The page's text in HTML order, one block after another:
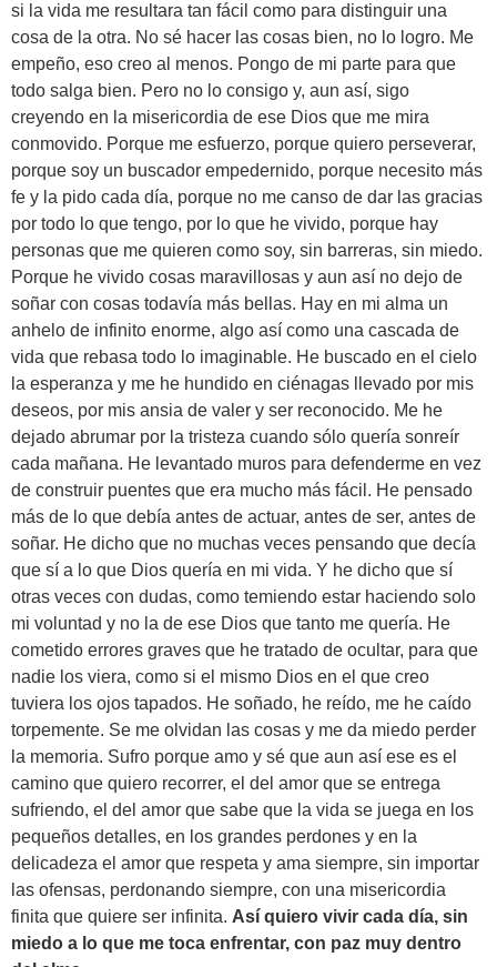
si la vida me resultara tan fácil como para distinguir una
cosa de la otra. No sé hacer las cosas bien, no lo logro. Me
empeño, eso creo al menos. Pongo de mi parte para que
todo salga bien. Pero no lo consigo y, aun así, sigo
creyendo en la misericordia de ese Dios que me mira
conmovido. Porque me esfuerzo, porque quiero perseverar,
porque soy un buscador empedernido, porque necesito más
fe y la pido cada día, porque no me canso de dar las gracias
por todo lo que tengo, por lo que he vivido, porque hay
personas que me quieren como soy, sin barreras, sin miedo.
Porque he vivido cosas maravillosas y aun así no dejo de
soñar con cosas todavía más bellas. Hay en mi alma un
anhelo de infinito enorme, algo así como una cascada de
vida que rebasa todo lo imaginable. He buscado en el cielo
la esperanza y me he hundido en ciénagas llevado por mis
deseos, por mis ansia de valer y ser reconocido. Me he
dejado abrumar por la tristeza cuando sólo quería sonreír
cada mañana. He levantado muros para defenderme en vez
de construir puentes que era mucho más fácil. He pensado
más de lo que debía antes de actuar, antes de ser, antes de
soñar. He dicho que no muchas veces pensando que decía
que sí a lo que Dios quería en mi vida. Y he dicho que sí
otras veces con dudas, como temiendo estar haciendo solo
mi voluntad y no la de ese Dios que tanto me quería. He
cometido errores graves que he tratado de ocultar, para que
nadie los viera, como si el mismo Dios en el que creo
tuviera los ojos tapados. He soñado, he reído, me he caído
torpemente. Se me olvidan las cosas y me da miedo perder
la memoria. Sufro porque amo y sé que aun así ese es el
camino que quiero recorrer, el del amor que se entrega
sufriendo, el del amor que sabe que la vida se juega en los
pequeños detalles, en los grandes perdones y en la
delicadeza el amor que respeta y ama siempre, sin importar
las ofensas, perdonando siempre, con una misericordia
finita que quiere ser infinita. Así quiero vivir cada día, sin
miedo a lo que me toca enfrentar, con paz muy dentro